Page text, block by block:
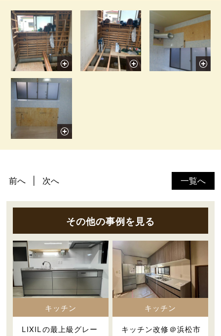
一覧へ
前へ 次へ
その他の事例を見る
キッチン
LIXILの最上級グレー
キッチン
キッチン改修＠浜松市